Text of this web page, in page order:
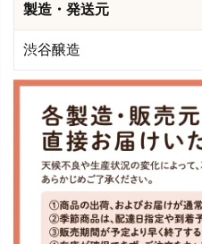
製造・発送元
渋谷醸造